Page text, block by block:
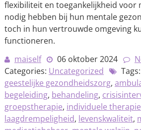
flexibiliteit en toegankelijkheid voor
nodig hebben bij hun mentale
toch in hun vertrouwde omgeving
functioneren.
maiself
06 oktober 2024
Categories: Uncategorized
geestelijke gezondheidszorg,
begeleiding, behandeling,
groepstherapie, individuele therapie
laagdrempeligheid, levenskwaliteit,